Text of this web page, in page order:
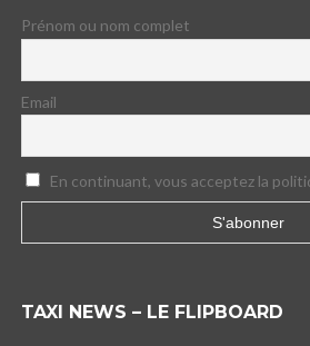
Prénom ou nom complet
Email
En continuant, vous acceptez la
TAXI NEWS – LE FLIPBOARD